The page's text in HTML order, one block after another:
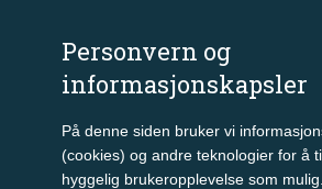
Personvern og
informasjonskapsler
På denne siden bruker vi
(cookies) og andre teknologier for å
hyggelig brukeropplevelse som